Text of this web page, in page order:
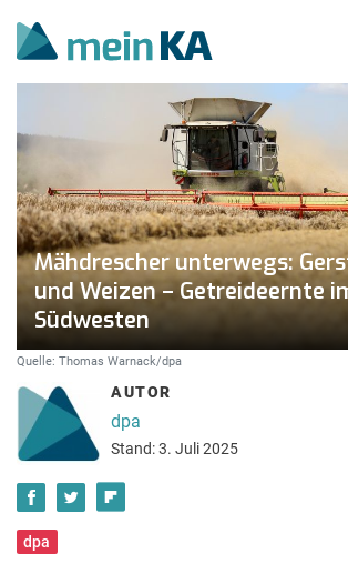
Mähdrescher unterwegs:
und Weizen – Getreideernte
Südwesten
Quelle: Thomas Warnack/dpa
AUTOR
dpa
Stand: 3. Juli 2025
dpa